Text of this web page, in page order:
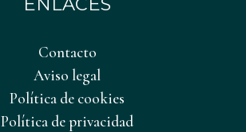
Contacto
Aviso legal
Política de cookies
Política de privacidad